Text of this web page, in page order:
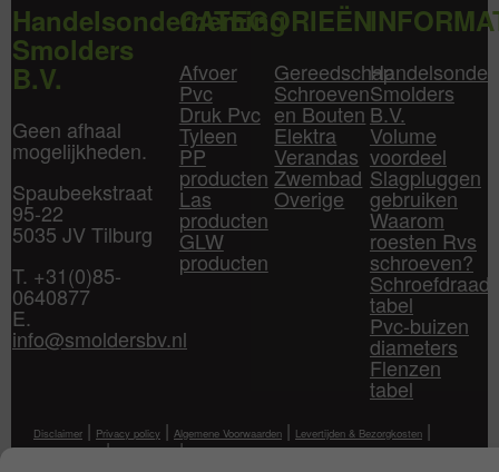
Handelsonderneming
Smolders
B.V.
Geen afhaal
mogelijkheden.
Spaubeekstraat
95-22
5035 JV Tilburg
T. +31(0)85-
0640877
E.
info@smoldersbv.nl
CATEGORIEËN
Afvoer
Pvc
Druk Pvc
Tyleen
PP
producten
Las
producten
GLW
producten
Gereedschap
Schroeven
en Bouten
Elektra
Verandas
Zwembad
Overige
Smolders
B.V.
Volume
voordeel
Slagpluggen
gebruiken
Waarom
roesten Rvs
schroeven?
Schroefdraad
tabel
Pvc-buizen
diameters
Flenzen
tabel
Disclaimer | Privacy policy | Algemene Voorwaarden | Levertijden & Bezorgkosten |
Klantenservice|Mijn Account|Contact